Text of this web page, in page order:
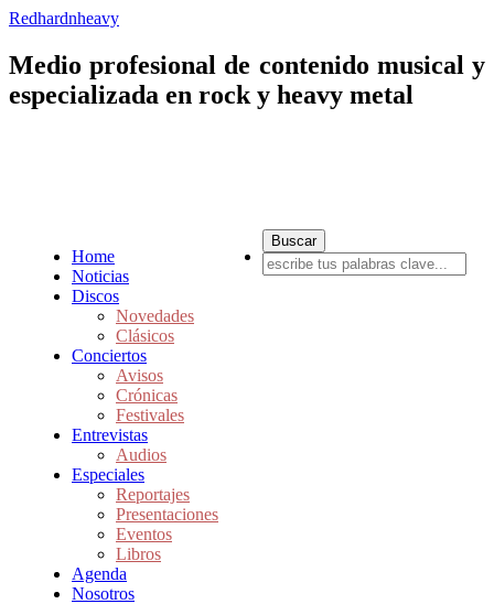
Redhardnheavy
Medio profesional de contenido musical y
especializada en rock y heavy metal
Home
Noticias
Discos
Novedades
Clásicos
Conciertos
Avisos
Crónicas
Festivales
Entrevistas
Audios
Especiales
Reportajes
Presentaciones
Eventos
Libros
Agenda
Nosotros